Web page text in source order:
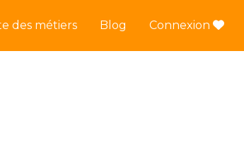
des métiers Blog Connexion